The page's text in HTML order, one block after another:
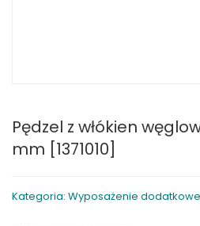
Pędzel z włókien
mm [1371010]
Kategoria: Wyposażenie